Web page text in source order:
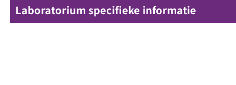
Laboratorium specifieke informatie